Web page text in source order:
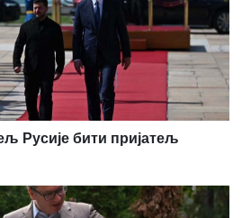
Русије бити пријатељ